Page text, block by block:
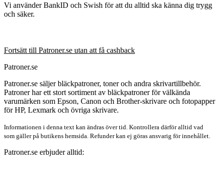
Vi använder BankID och Swish för att du alltid ska känna dig trygg
och säker.
Fortsätt till Patroner.se utan att få cashback
Patroner.se
Patroner.se säljer bläckpatroner, toner och andra skrivartillbehör.
Patroner har ett stort sortiment av bläckpatroner för välkända
varumärken som Epson, Canon och Brother-skrivare och fotopapper
för HP, Lexmark och övriga skrivare.
Informationen i denna text kan ändras över tid. Kontrollera därför alltid vad
som gäller på butikens hemsida. Refunder kan ej göras ansvarig för innehållet.
Patroner.se erbjuder alltid: